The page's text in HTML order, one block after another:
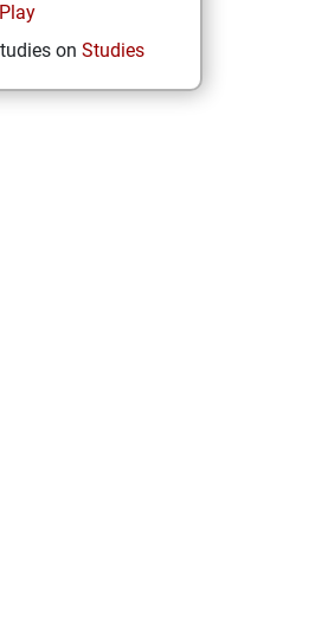
Play
on Studies